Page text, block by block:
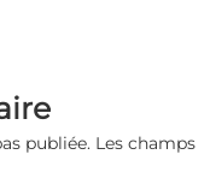
publiée. Les champs